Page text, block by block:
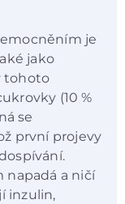
je
jako
tohoto
(10 %
se
první projevy
a ničí
inzulin,